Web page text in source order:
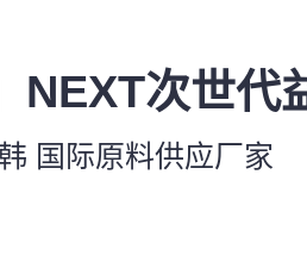
NEXT次世代
国际原料供应厂家